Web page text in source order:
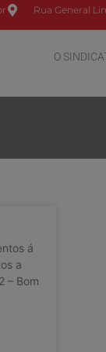
Rua General
O
á
a
– Bom